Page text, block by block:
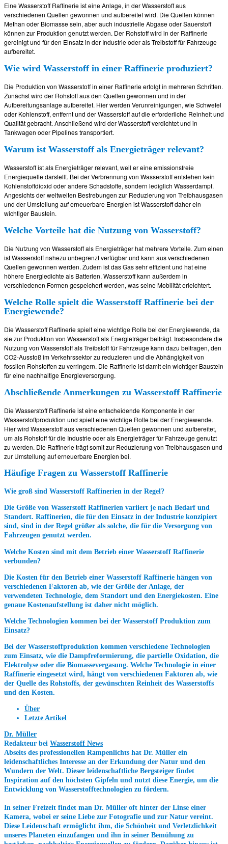
Eine Wasserstoff Raffinerie ist eine Anlage, in der Wasserstoff aus
verschiedenen Quellen gewonnen und aufbereitet wird. Die Quellen können
Methan oder Biomasse sein, aber auch industrielle Abgase oder Sauerstoff
können zur Produktion genutzt werden. Der Rohstoff wird in der Raffinerie
gereinigt und für den Einsatz in der Industrie oder als Treibstoff für Fahrzeuge
aufbereitet.
Wie wird Wasserstoff in einer Raffinerie produziert?
Die Produktion von Wasserstoff in einer Raffinerie erfolgt in mehreren Schritten.
Zunächst wird der Rohstoff aus den Quellen gewonnen und in der
Aufbereitungsanlage aufbereitet. Hier werden Verunreinigungen, wie Schwefel
oder Kohlenstoff, entfernt und der Wasserstoff auf die erforderliche Reinheit und
Qualität gebracht. Anschließend wird der Wasserstoff verdichtet und in
Tankwagen oder Pipelines transportiert.
Warum ist Wasserstoff als Energieträger relevant?
Wasserstoff ist als Energieträger relevant, weil er eine emissionsfreie
Energiequelle darstellt. Bei der Verbrennung von Wasserstoff entstehen kein
Kohlenstoffdioxid oder andere Schadstoffe, sondern lediglich Wasserdampf.
Angesichts der weltweiten Bestrebungen zur Reduzierung von Treibhausgasen
und der Umstellung auf erneuerbare Energien ist Wasserstoff daher ein
wichtiger Baustein.
Welche Vorteile hat die Nutzung von Wasserstoff?
Die Nutzung von Wasserstoff als Energieträger hat mehrere Vorteile. Zum einen
ist Wasserstoff nahezu unbegrenzt verfügbar und kann aus verschiedenen
Quellen gewonnen werden. Zudem ist das Gas sehr effizient und hat eine
höhere Energiedichte als Batterien. Wasserstoff kann außerdem in
verschiedenen Formen gespeichert werden, was seine Mobilität erleichtert.
Welche Rolle spielt die Wasserstoff Raffinerie bei der
Energiewende?
Die Wasserstoff Raffinerie spielt eine wichtige Rolle bei der Energiewende, da
sie zur Produktion von Wasserstoff als Energieträger beiträgt. Insbesondere die
Nutzung von Wasserstoff als Treibstoff für Fahrzeuge kann dazu beitragen, den
CO2-Ausstoß im Verkehrssektor zu reduzieren und die Abhängigkeit von
fossilen Rohstoffen zu verringern. Die Raffinerie ist damit ein wichtiger Baustein
für eine nachhaltige Energieversorgung.
Abschließende Anmerkungen zu Wasserstoff Raffinerie
Die Wasserstoff Raffinerie ist eine entscheidende Komponente in der
Wasserstoffproduktion und spielt eine wichtige Rolle bei der Energiewende.
Hier wird Wasserstoff aus verschiedenen Quellen gewonnen und aufbereitet,
um als Rohstoff für die Industrie oder als Energieträger für Fahrzeuge genutzt
zu werden. Die Raffinerie trägt somit zur Reduzierung von Treibhausgasen und
zur Umstellung auf erneuerbare Energien bei.
Häufige Fragen zu Wasserstoff Raffinerie
Wie groß sind Wasserstoff Raffinerien in der Regel?
Die Größe von Wasserstoff Raffinerien variiert je nach Bedarf und
Standort. Raffinerien, die für den Einsatz in der Industrie konzipiert
sind, sind in der Regel größer als solche, die für die Versorgung von
Fahrzeugen genutzt werden.
Welche Kosten sind mit dem Betrieb einer Wasserstoff Raffinerie
verbunden?
Die Kosten für den Betrieb einer Wasserstoff Raffinerie hängen von
verschiedenen Faktoren ab, wie der Größe der Anlage, der
verwendeten Technologie, dem Standort und den Energiekosten. Eine
genaue Kostenaufstellung ist daher nicht möglich.
Welche Technologien kommen bei der Wasserstoff Produktion zum
Einsatz?
Bei der Wasserstoffproduktion kommen verschiedene Technologien
zum Einsatz, wie die Dampfreformierung, die partielle Oxidation, die
Elektrolyse oder die Biomassevergasung. Welche Technologie in einer
Raffinerie eingesetzt wird, hängt von verschiedenen Faktoren ab, wie
der Quelle des Rohstoffs, der gewünschten Reinheit des Wasserstoffs
und den Kosten.
Über
Letzte Artikel
Dr. Müller
Redakteur bei Wasserstoff News
Abseits des professionellen Rampenlichts hat Dr. Müller ein
leidenschaftliches Interesse an der Erkundung der Natur und den
Wundern der Welt. Dieser leidenschaftliche Bergsteiger findet
Inspiration auf den höchsten Gipfeln und nutzt diese Energie, um die
Entwicklung von Wasserstofftechnologien zu fördern.
In seiner Freizeit findet man Dr. Müller oft hinter der Linse einer
Kamera, wobei er seine Liebe zur Fotografie und zur Natur vereint.
Diese Leidenschaft ermöglicht ihm, die Schönheit und Verletzlichkeit
unseres Planeten einzufangen und ihn in seiner Bemühung zu